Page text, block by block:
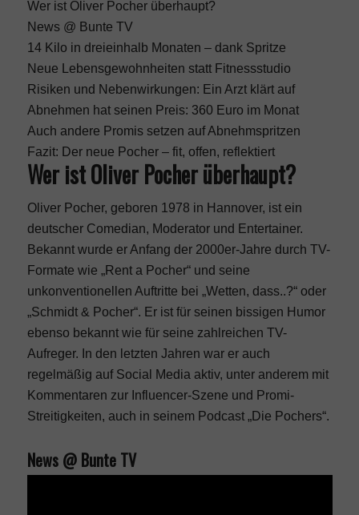
Wer ist Oliver Pocher überhaupt?
News @ Bunte TV
14 Kilo in dreieinhalb Monaten – dank Spritze
Neue Lebensgewohnheiten statt Fitnessstudio
Risiken und Nebenwirkungen: Ein Arzt klärt auf
Abnehmen hat seinen Preis: 360 Euro im Monat
Auch andere Promis setzen auf Abnehmspritzen
Fazit: Der neue Pocher – fit, offen, reflektiert
Wer ist Oliver Pocher überhaupt?
Oliver Pocher, geboren 1978 in Hannover, ist ein
deutscher Comedian, Moderator und Entertainer.
Bekannt wurde er Anfang der 2000er-Jahre durch TV-
Formate wie „Rent a Pocher“ und seine
unkonventionellen Auftritte bei „Wetten, dass..?“ oder
„Schmidt & Pocher“. Er ist für seinen bissigen Humor
ebenso bekannt wie für seine zahlreichen TV-
Aufreger. In den letzten Jahren war er auch
regelmäßig auf Social Media aktiv, unter anderem mit
Kommentaren zur Influencer-Szene und Promi-
Streitigkeiten, auch in seinem Podcast „Die Pochers“.
News @ Bunte TV